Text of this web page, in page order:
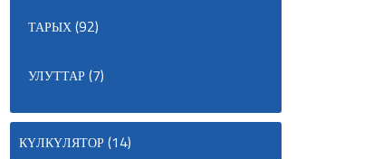
ТАРЫХ(92)
УЛУТТАР(7)
КҮЛКҮЛЯТОР(14)